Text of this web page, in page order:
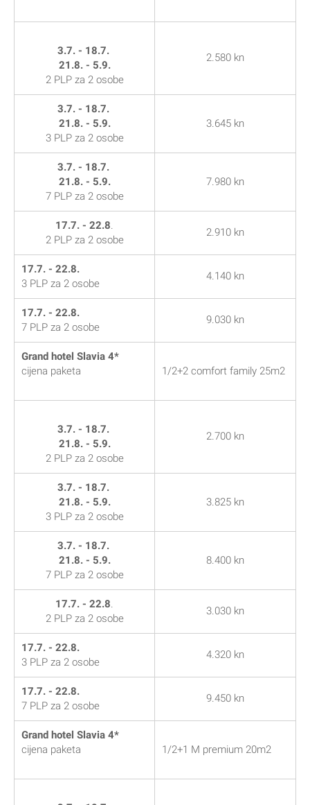
3.7. - 18.7.
21.8. - 5.9.
2 PLP za 2 osobe
2.580 kn
3.7. - 18.7.
21.8. - 5.9.
3 PLP za 2 osobe
3.645 kn
3.7. - 18.7.
21.8. - 5.9.
7 PLP za 2 osobe
7.980 kn
17.7. - 22.8.
2 PLP za 2 osobe
2.910 kn
17.7. - 22.8.
3 PLP za 2 osobe
4.140 kn
17.7. - 22.8.
7 PLP za 2 osobe
9.030 kn
Grand hotel Slavia 4*
cijena paketa
1/2+2 comfort family 25m2
3.7. - 18.7.
21.8. - 5.9.
2 PLP za 2 osobe
2.700 kn
3.7. - 18.7.
21.8. - 5.9.
3 PLP za 2 osobe
3.825 kn
3.7. - 18.7.
21.8. - 5.9.
7 PLP za 2 osobe
8.400 kn
17.7. - 22.8.
2 PLP za 2 osobe
3.030 kn
17.7. - 22.8.
3 PLP za 2 osobe
4.320 kn
17.7. - 22.8.
7 PLP za 2 osobe
9.450 kn
Grand hotel Slavia 4*
cijena paketa
1/2+1 M premium 20m2